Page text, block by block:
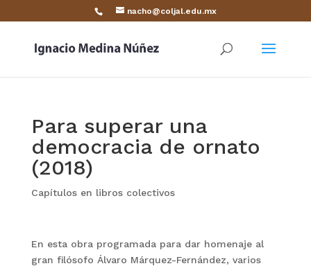
nacho@coljal.edu.mx
Para superar una
democracia de ornato
(2018)
Capítulos en libros colectivos
En esta obra programada para dar homenaje al
gran filósofo Álvaro Márquez-Fernández, varios